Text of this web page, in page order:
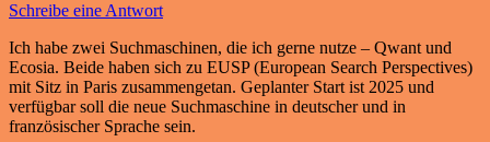
Schreibe eine Antwort
Ich habe zwei Suchmaschinen, die ich gerne nutze – Qwant und
Ecosia. Beide haben sich zu EUSP (European Search Perspectives)
mit Sitz in Paris zusammengetan. Geplanter Start ist 2025 und
verfügbar soll die neue Suchmaschine in deutscher und in
französischer Sprache sein.